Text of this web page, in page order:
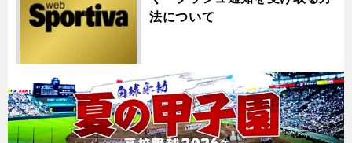
法について